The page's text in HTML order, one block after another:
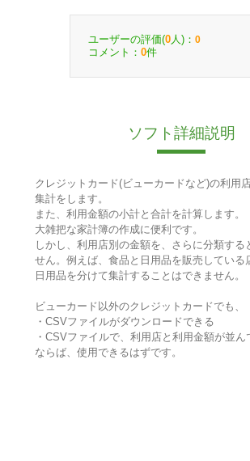
ユーザーの評価(0 人)： 0
コメント： 0件
ソフト詳細説明
クレジットカード(ビューカードなど)の利用
集計をします。
また、利用金額の小計と合計を計算します。
大雑把な家計簿の作成に便利です。
しかし、利用店別の金額を、さらに分類する
せん。例えば、食品と日用品を販売している
日用品を分けて集計することはできません。
ビューカード以外のクレジットカードでも、
・CSVファイルがダウンロードできる
・CSVファイルで、利用店と利用金額が並ん
ならば、使用できるはずです。